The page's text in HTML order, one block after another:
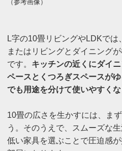
（参考画像）
L字の10畳リビングやLDKでは
またはリビングとダイニング
です。 キッチンの近くにダイ
ペースとくつろぎスペースが
でも用途を分けて使いやすくな
10畳の広さを生かすには、ま
う。そのうえで、スムーズな
低い家具を選ぶことで圧迫感